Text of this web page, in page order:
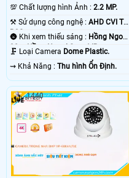
💯 Chất lượng hình Ảnh : 2.2 MP.
⚒ Sử dụng công nghệ : AHD CVI TVI
BCS.
🌚 Khi xem thiếu sáng : Hồng Ngoại
30m Hồng Ngoại Smart IR.
🗜️ Loại Camera Dome Plastic.
️⇝ Khả Năng : Thu hình Ổn Định.
1440